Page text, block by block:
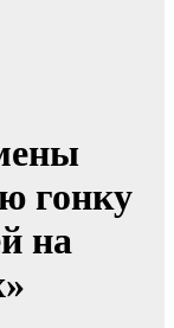
гонку
на